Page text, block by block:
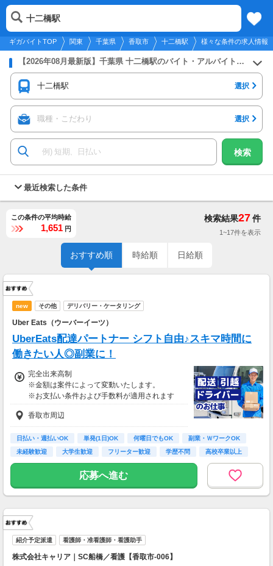
2026年8月6日更新
メニュー
ギガバイトTOP 関東 千葉県 香取市 十二橋駅 様々な条件の求人情報
十二橋駅
【2026年08月最新版】千葉県 十二橋駅のバイト・アルバイト・パートの求人募集情報
十二橋駅 選択
職種・こだわり 選択
検索
最近検索した条件
この条件の平均時給
1,651 円
検索結果27件
1~17件を表示
おすすめ順 時給順 日給順
new その他 デリバリー・ケータリング
Uber Eats（ウーバーイーツ）
UberEats配達パートナー シフト自由♪スキマ時間に
働きたい人◎副業に！
完全出来高制
※金額は案件によって変動いたします。
※お支払い条件および手数料が適用されます
香取市周辺
日払い・週払いOK 単発(1日)OK 何曜日でもOK
副業・ＷワークOK
未経験歓迎
大学生歓迎 フリーター歓迎 学歴不問 高校卒業以上
応募へ進む
紹介予定派遣 看護師・准看護師・看護助手
株式会社キャリア｜SC船橋／看護【香取市-006】